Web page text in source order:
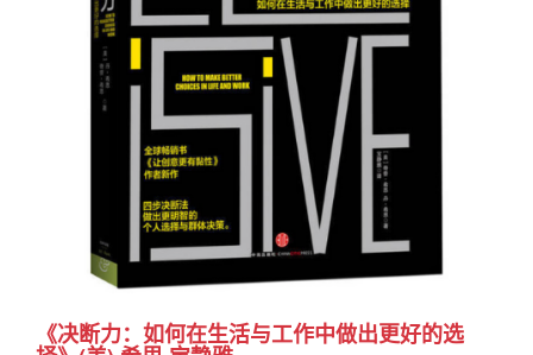
《决断力：如何在生活与工作中做出更好的选